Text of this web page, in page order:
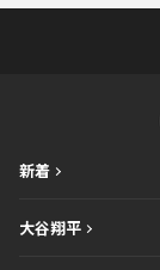
新着
大谷翔平